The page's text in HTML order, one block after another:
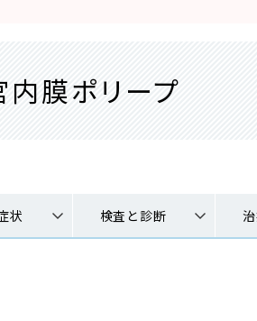
内膜ポリープ
状 検査と診断